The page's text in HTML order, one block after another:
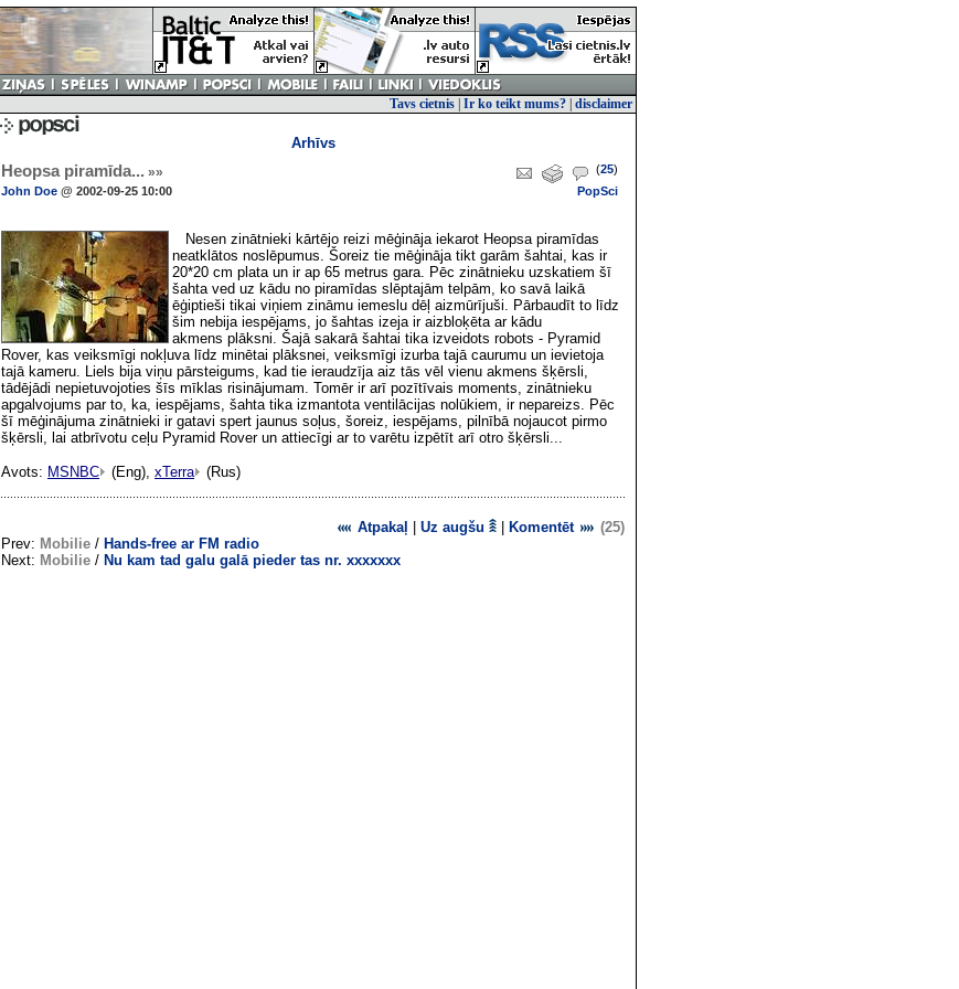
Tavs cietnis Ir ko teikt mums? disclaimer
Arhīvs
Heopsa piramīda... »» (25)
John Doe @ 2002-09-25 10:00 PopSci
Nesen zinātnieki kārtējo reizi mēģināja iekarot Heopsa piramīdas
neatklātos noslēpumus. Šoreiz tie mēģināja tikt garām šahtai, kas ir
20*20 cm plata un ir ap 65 metrus gara. Pēc zinātnieku uzskatiem šī
šahta ved uz kādu no piramīdas slēptajām telpām, ko savā laikā
ēģiptieši tikai viņiem zināmu iemeslu dēļ aizmūrījuši. Pārbaudīt to līdz
šim nebija iespējams, jo šahtas izeja ir aizbloķēta ar kādu
akmens plāksni. Šajā sakarā šahtai tika izveidots robots - Pyramid
Rover, kas veiksmīgi nokļuva līdz minētai plāksnei, veiksmīgi izurba tajā caurumu un ievietoja
tajā kameru. Liels bija viņu pārsteigums, kad tie ieraudzīja aiz tās vēl vienu akmens šķērsli,
tādējādi nepietuvojoties šīs mīklas risinājumam. Tomēr ir arī pozītīvais moments, zinātnieku
apgalvojums par to, ka, iespējams, šahta tika izmantota ventilācijas nolūkiem, ir nepareizs. Pēc
šī mēģinājuma zinātnieki ir gatavi spert jaunus soļus, šoreiz, iespējams, pilnībā nojaucot pirmo
šķērsli, lai atbrīvotu ceļu Pyramid Rover un attiecīgi ar to varētu izpētīt arī otro šķērsli...
Avots: MSNBC (Eng), xTerra (Rus)
Atpakaļ Uz augšu Komentēt
(25)
Prev: Mobilie / Hands-free ar FM radio
Next: Mobilie / Nu kam tad galu galā pieder tas nr. xxxxxxx